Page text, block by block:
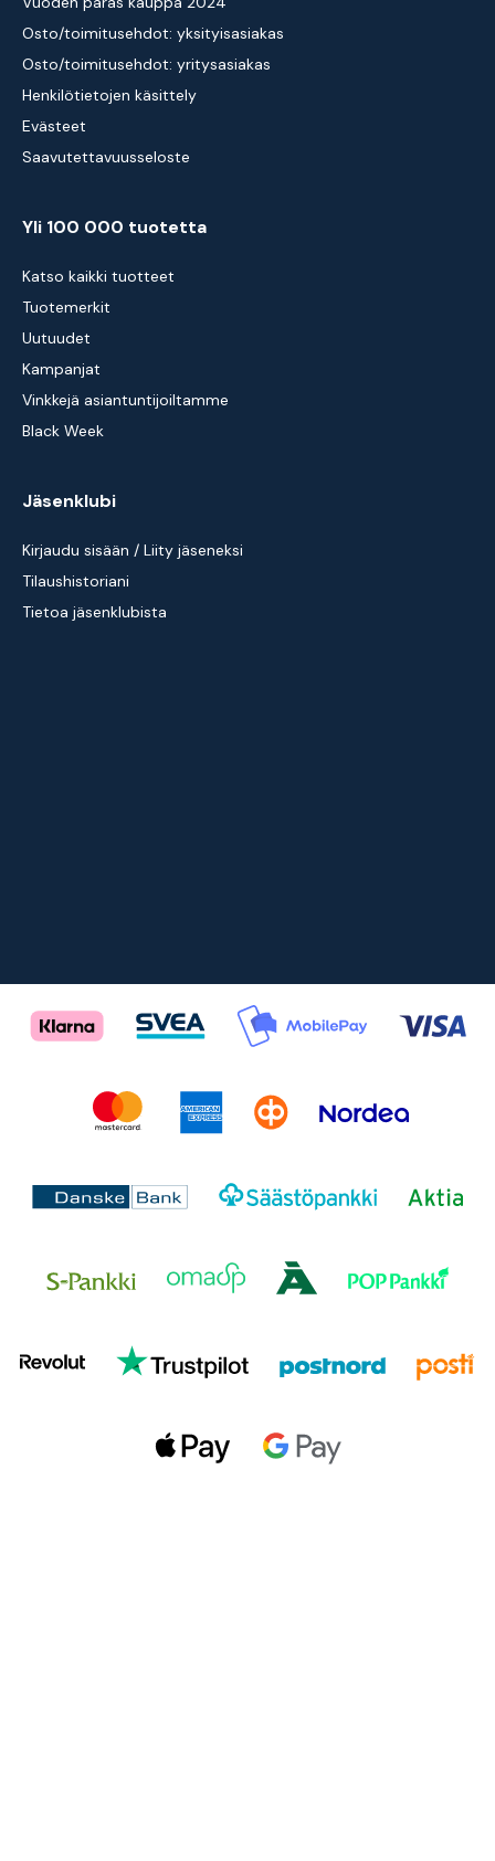
Osto/toimitusehdot: yksityisasiakas
Osto/toimitusehdot: yritysasiakas
Henkilötietojen käsittely
Evästeet
Saavutettavuusseloste
Yli 100 000 tuotetta
Katso kaikki tuotteet
Tuotemerkit
Uutuudet
Kampanjat
Vinkkejä asiantuntijoiltamme
Black Week
Jäsenklubi
Kirjaudu sisään / Liity jäseneksi
Tilaushistoriani
Tietoa jäsenklubista